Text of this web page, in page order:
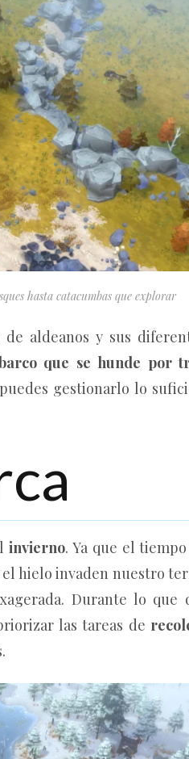
hasta catacumbas que explorar
aldeanos y sus
que se hunde por
gestionarlo lo
invierno. Ya que el
hielo invaden nuestro
Durante lo que
las tareas de